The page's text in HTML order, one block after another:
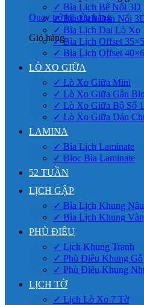
Quay trở lại cửa hàng
Giỏ hàng
✓ Bìa Lịch Bế Nổi 3D
✓ Bìa Lịch Dán Nổi
✓ Bìa Lịch Đại Lò Xo
✓ Bìa Lịch Offset
✓ Bìa Lịch Offset
LÒ XO GIỮA
✓ Lò Xo Giữa Mini
✓ Lò Xo Giữa Gắn
✓ Lò Xo Giữa Bộ Số
✓ Lò Xo Giữa Dán
LAMINA
✓ Bìa Lịch Laminate
✓ Bloc Bìa Laminate
52 TUẦN
LỊCH GẬP
✓ Bìa Lịch Khung Nâu
✓ Bìa Lịch Khung
PHÙ ĐIÊU
✓ Lịch Khung Tranh
✓ Phù Điêu Khung Gỗ
✓ Phù Điêu Khung
LỊCH TỜ
✓ Lịch Lò Xo 7 Tờ